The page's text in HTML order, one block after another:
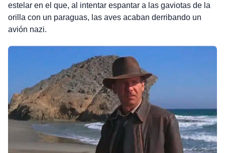
estelar en el que, al intentar espantar a las gaviotas de la
orilla con un paraguas, las aves acaban derribando un
avión nazi.